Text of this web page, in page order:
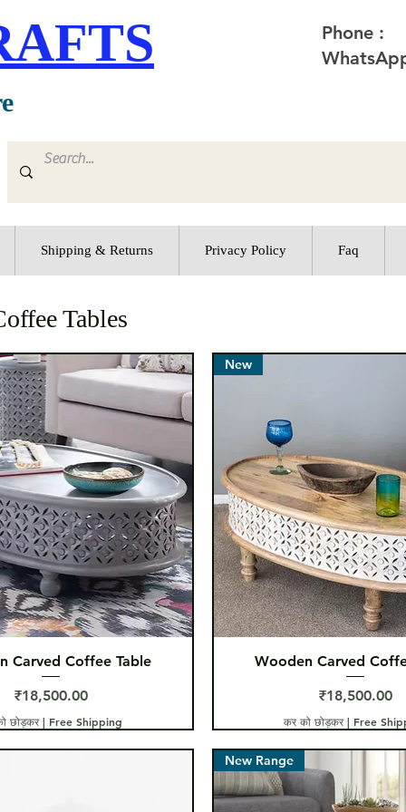
Phone :
Shipping & Returns Privacy Policy Faq
Tables
त्वरित दृश्य
Carved Coffee Table
मूल्य
₹18,500.00
छोड़कर| Free Shipping
त्वरित दृश्य
New
Wooden Carved
मूल्य
₹18,500.00
कर को छोड़कर| Free
New Range